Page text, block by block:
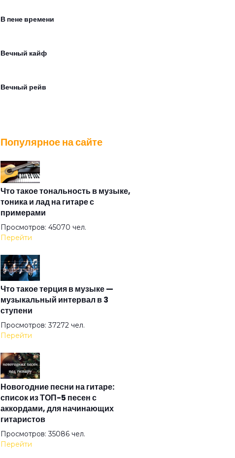
В пене времени
Вечный кайф
Вечный рейв
Все будет
Все мечты наши сбудутся этим летом
Все остальное только дым
Все уже в нас
Вселенная прощается с нами
Выше флаги
Гимн левитации
Популярное на сайте
Что такое тональность в музыке,
тоника и лад на гитаре с
примерами
Просмотров: 45070 чел.
Перейти
Что такое терция в музыке —
музыкальный интервал в 3
ступени
Просмотров: 37272 чел.
Перейти
Новогодние песни на гитаре:
список из ТОП-5 песен с
аккордами, для начинающих
гитаристов
Просмотров: 35086 чел.
Перейти